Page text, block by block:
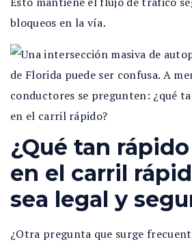
bloqueos en la vía.
¿Qué tan
en el carril
sea legal y
¿Otra pregunta que surge